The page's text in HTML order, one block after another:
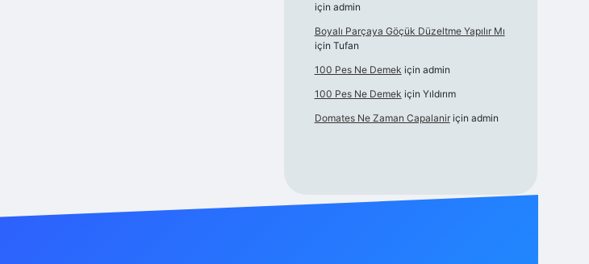
için admin
Boyalı Parçaya Göçük Düzeltme Yapılır Mı
için Tufan
100 Pes Ne Demek için admin
100 Pes Ne Demek için Yıldırım
Domates Ne Zaman Capalaniriçin admin